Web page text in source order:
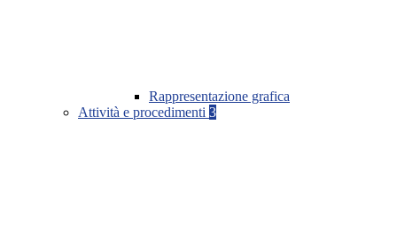
Rappresentazione grafica
Attività e procedimenti 3